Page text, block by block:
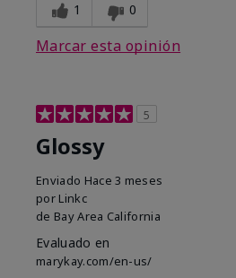
1 0
Marcar esta opinión
5
Glossy
Enviado Hace 3 meses
por Linkc
de Bay Area California
Evaluado en
marykay.com/en-us/